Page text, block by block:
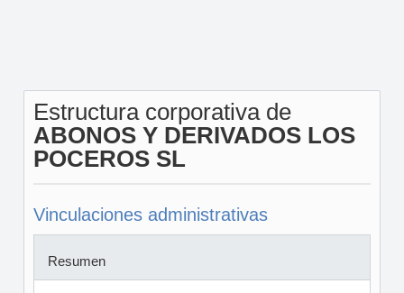
Estructura corporativa de
ABONOS Y DERIVADOS LOS
POCEROS SL
Vinculaciones administrativas
Resumen